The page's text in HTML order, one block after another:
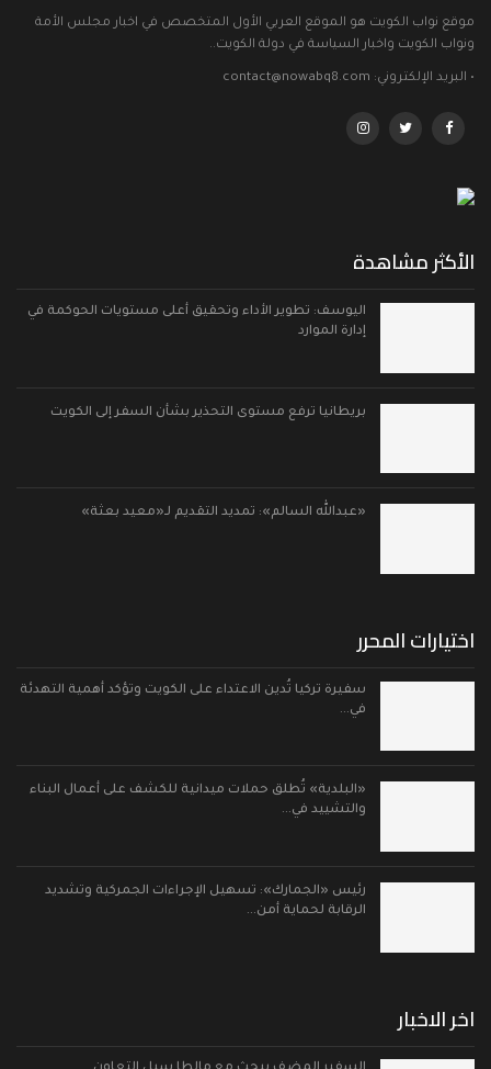
موقع نواب الكويت هو الموقع العربي الأول المتخصص في اخبار مجلس الأمة
ونواب الكويت واخبار السياسة في دولة الكويت..
• البريد الإلكتروني: contact@nowabq8.com
الأكثر مشاهدة
اليوسف: تطوير الأداء وتحقيق أعلى مستويات الحوكمة في
إدارة الموارد
بريطانيا ترفع مستوى التحذير بشأن السفر إلى الكويت
«عبدالله السالم»: تمديد التقديم لـ«معيد بعثة»
اختيارات المحرر
سفيرة تركيا تُدين الاعتداء على الكويت وتؤكد أهمية التهدئة
في…
«البلدية» تُطلق حملات ميدانية للكشف على أعمال البناء
والتشييد في…
رئيس «الجمارك»: تسهيل الإجراءات الجمركية وتشديد
الرقابة لحماية أمن…
اخر الاخبار